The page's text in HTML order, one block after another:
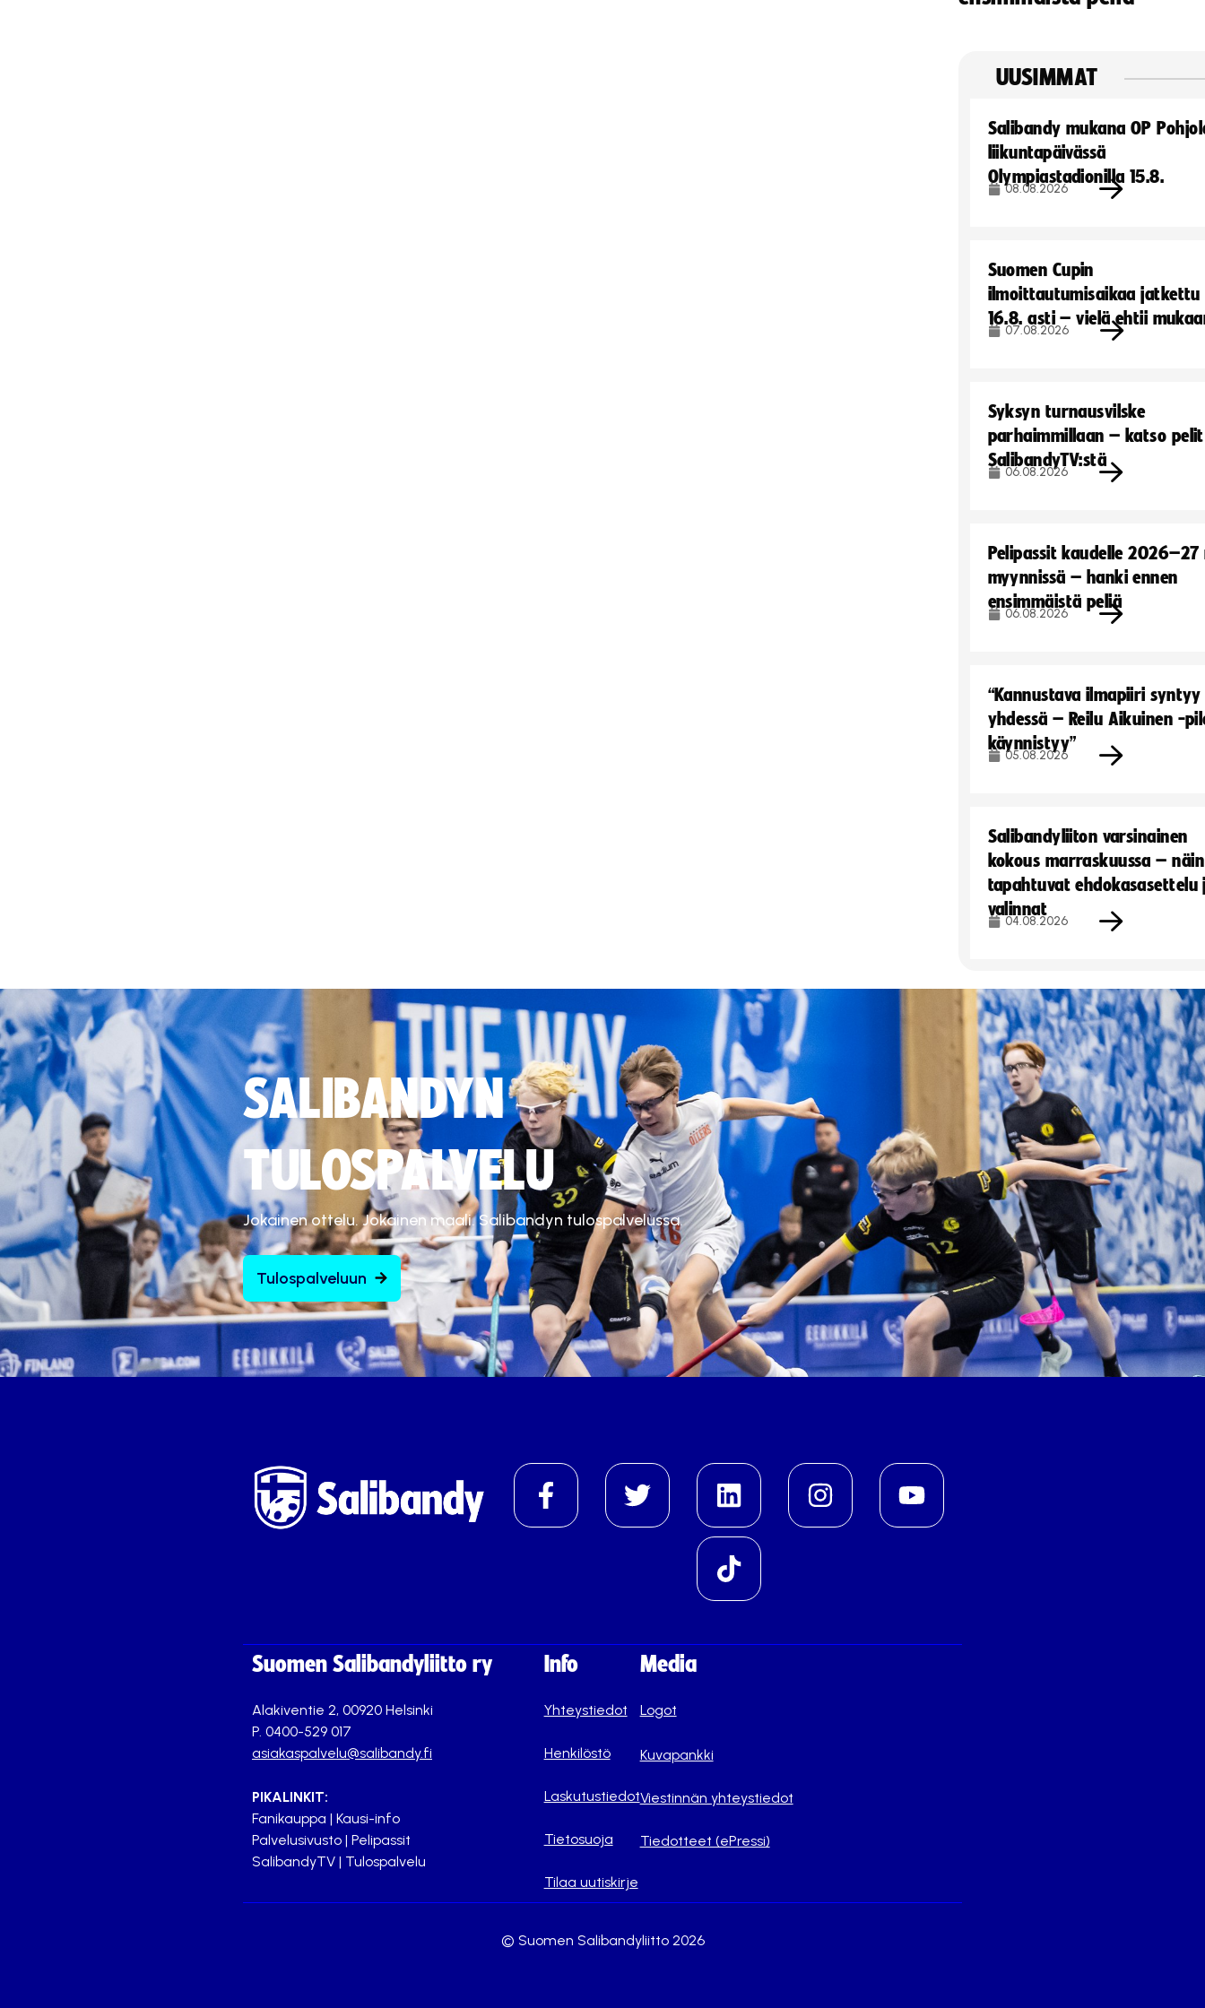
UUSIMMAT
Salibandy mukana OP
liikuntapäivässä
Olympiastadionilla 15.8.
08.08.2026
Suomen Cupin
ilmoittautumisaikaa jatkettu
16.8. asti – vielä ehtii
07.08.2026
Syksyn turnausvilske
parhaimmillaan – katso pelit
SalibandyTV:stä
06.08.2026
Pelipassit kaudelle
myynnissä – hanki ennen
ensimmäistä peliä
06.08.2026
“Kannustava ilmapiiri syntyy
yhdessä – Reilu Aikuinen -
käynnistyy”
05.08.2026
Salibandyliiton varsinainen
kokous marraskuussa – näin
tapahtuvat ehdokasasettelu
valinnat
04.08.2026
SALIBANDYN
TULOSPALVELU
Jokainen ottelu. Jokainen maali. Salibandyn tulospalvelussa.
Tulospalveluun
Suomen Salibandyliitto ry
Alakiventie 2, 00920 Helsinki
P. 0400-529 017
asiakaspalvelu@salibandy.fi
PIKALINKIT:
Fanikauppa | Kausi-info
Palvelusivusto | Pelipassit
SalibandyTV | Tulospalvelu
Info
Yhteystiedot
Henkilöstö
Laskutustiedot
Tietosuoja
Tilaa uutiskirje
Media
Logot
Kuvapankki
Viestinnän yhteystiedot
Tiedotteet (ePressi)
© Suomen Salibandyliitto 2026